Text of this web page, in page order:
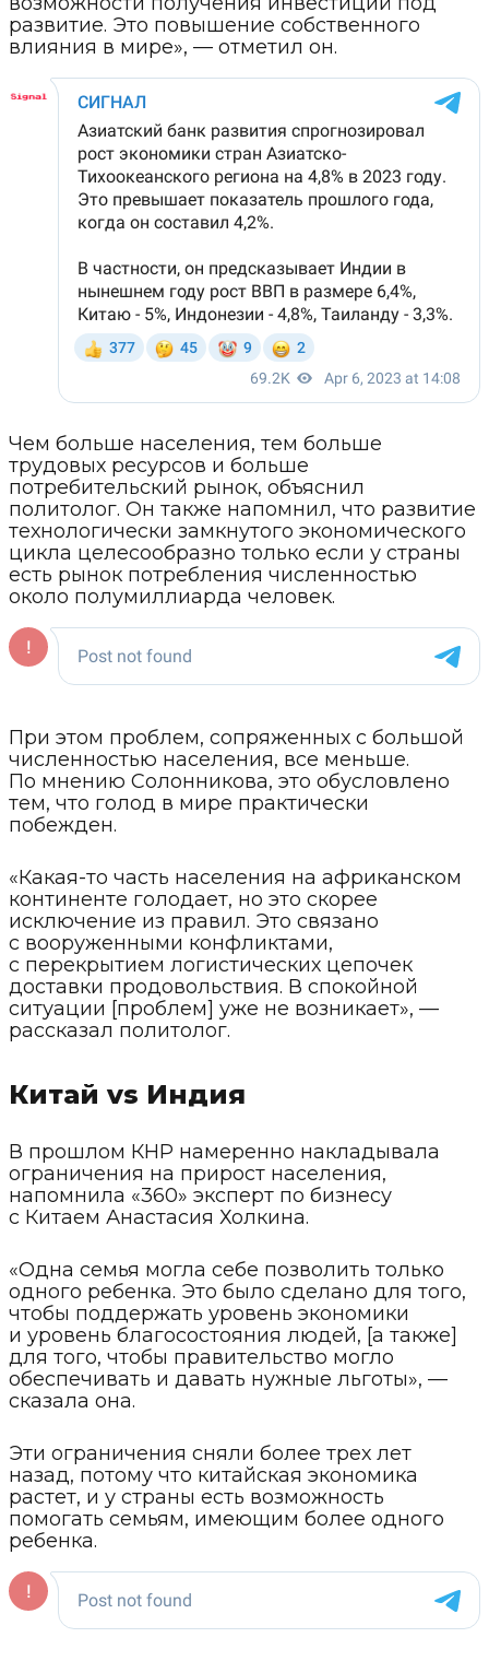
развитие. Это повышение собственного
влияния в мире», — отметил он.
Чем больше населения, тем больше
трудовых ресурсов и больше
потребительский рынок, объяснил
политолог. Он также напомнил, что развитие
технологически замкнутого экономического
цикла целесообразно только если у страны
есть рынок потребления численностью
около полумиллиарда человек.
При этом проблем, сопряженных с большой
численностью населения, все меньше.
По мнению Солонникова, это обусловлено
тем, что голод в мире практически
побежден.
«Какая-то часть населения на африканском
континенте голодает, но это скорее
исключение из правил. Это связано
с вооруженными конфликтами,
с перекрытием логистических цепочек
доставки продовольствия. В спокойной
ситуации [проблем] уже не возникает», —
рассказал политолог.
Китай vs Индия
В прошлом КНР намеренно накладывала
ограничения на прирост населения,
напомнила «360» эксперт по бизнесу
с Китаем Анастасия Холкина.
«Одна семья могла себе позволить только
одного ребенка. Это было сделано для того,
чтобы поддержать уровень экономики
и уровень благосостояния людей, [а также]
для того, чтобы правительство могло
обеспечивать и давать нужные льготы», —
сказала она.
Эти ограничения сняли более трех лет
назад, потому что китайская экономика
растет, и у страны есть возможность
помогать семьям, имеющим более одного
ребенка.